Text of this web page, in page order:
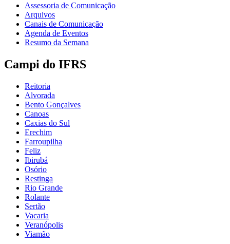
Assessoria de Comunicação
Arquivos
Canais de Comunicação
Agenda de Eventos
Resumo da Semana
Campi do IFRS
Reitoria
Alvorada
Bento Gonçalves
Canoas
Caxias do Sul
Erechim
Farroupilha
Feliz
Ibirubá
Osório
Restinga
Rio Grande
Rolante
Sertão
Vacaria
Veranópolis
Viamão